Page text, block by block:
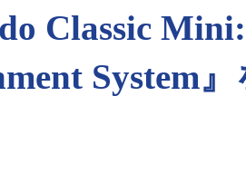
Classic
System